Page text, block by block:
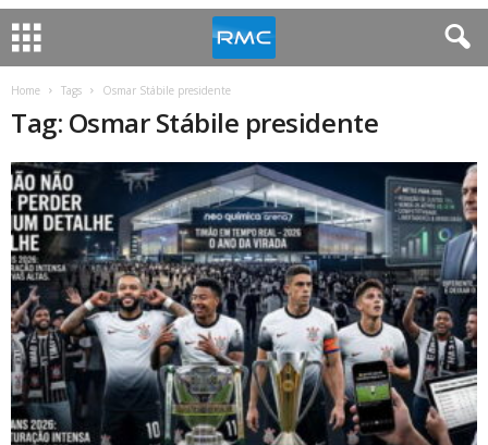
Home Tags Osmar Stábile presidente
Tag: Osmar Stábile presidente